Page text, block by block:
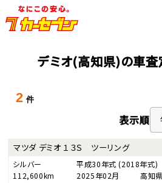
デミオ(高知県)の車
2 件
表示順
マツダ デミオ １３Ｓ ツーリング
シルバー 平成30年式(2018年式)
112,600km
2025年02月 高知県